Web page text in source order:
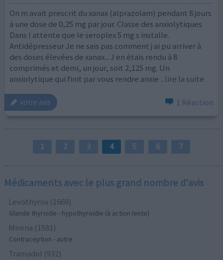
On m avait prescrit du xanax (alprazolam) pendant 8 jours
à une dose de 0,25 mg par jour. Classe des anxiolytiques
Dans l attente que le seroplex 5 mg s installe.
Antidépresseur Je ne sais pas comment j ai pu arriver à
des doses élevées de xanax... J en étais rendu à 8
comprimés et demi, un jour, soit 2,125 mg. Un
anxiolytique qui finit par vous rendre anxie ...lire la suite
votre avis 1 Réaction
1 2 3 4 5 6 7
Médicaments avec le plus grand nombre d'avis
Levothyrox (1669)
Glande thyroïde - hypothyroïdie (à action lente)
Mirena (1581)
Contraception - autre
Tramadol (932)